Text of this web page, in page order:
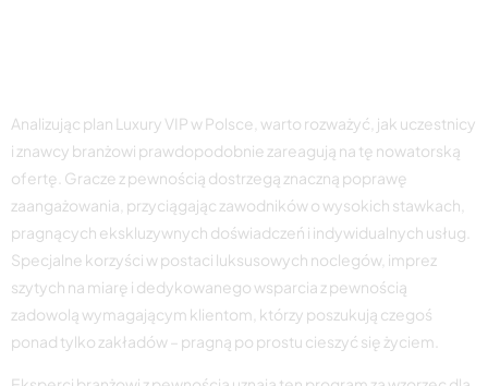
Analizując plan Luxury VIP w Polsce, warto rozważyć, jak uczestnicy
i znawcy branżowi prawdopodobnie zareagują na tę nowatorską
ofertę. Gracze z pewnością dostrzegą znaczną poprawę
zaangażowania, przyciągając zawodników o wysokich stawkach,
pragnących ekskluzywnych doświadczeń i indywidualnych usług.
Specjalne korzyści w postaci luksusowych noclegów, imprez
szytych na miarę i dedykowanego wsparcia z pewnością
zadowolą wymagającym klientom, którzy poszukują czegoś
ponad tylko zakładów – pragną po prostu cieszyć się życiem.